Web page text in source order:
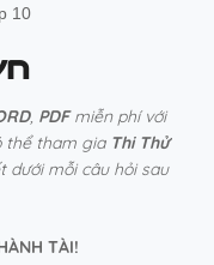
10
, PDFmiễn phí với
thể tham gia Thi Thử
dưới mỗi câu hỏi sau
TÀI!